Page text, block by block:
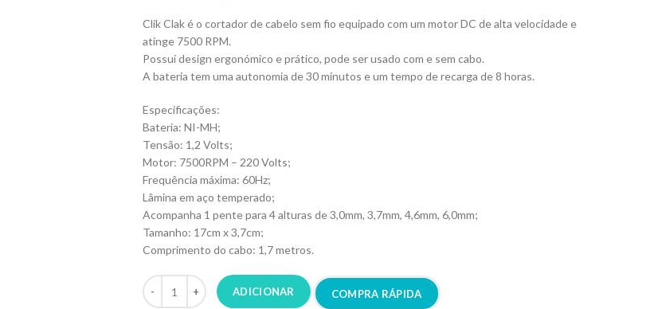
Clik Clak é o cortador de cabelo sem fio equipado com um motor DC de alta velocidade e
atinge 7500 RPM.
Possui design ergonómico e prático, pode ser usado com e sem cabo.
A bateria tem uma autonomia de 30 minutos e um tempo de recarga de 8 horas.
Especificações:
Bateria: NI-MH;
Tensão: 1,2 Volts;
Motor: 7500RPM – 220 Volts;
Frequência máxima: 60Hz;
Lâmina em aço temperado;
Acompanha 1 pente para 4 alturas de 3,0mm, 3,7mm, 4,6mm, 6,0mm;
Tamanho: 17cm x 3,7cm;
Comprimento do cabo: 1,7 metros.
ADICIONAR COMPRA RÁPIDA